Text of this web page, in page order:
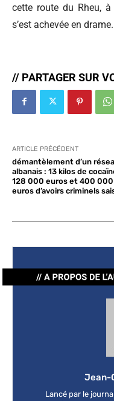
cette route du Rheu,
s’est achevée en drame.
// PARTAGER SUR
ARTICLE PRÉCÉDENT
démantèlement d’un
albanais : 13 kilos de
128 000 euros et 400 000
euros d’avoirs criminels
Jean-
Lancé par le